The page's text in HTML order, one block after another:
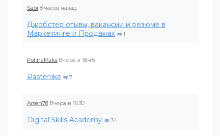
Sabi 8 часов назад
Джобстер отывы, вакансии и резюме в
Маркетинге и Продажах
1
PolinaMaks Вчера в 18:45
Rastenika 7
Arsen78 Вчера в 16:30
Digital Skills Academy 34